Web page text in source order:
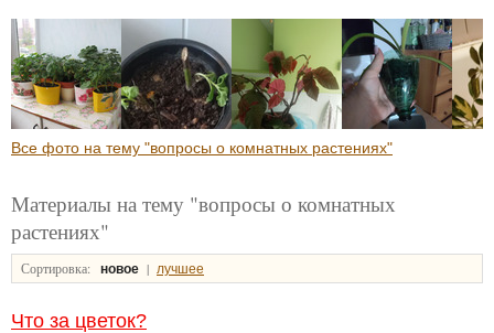
Все фото на тему "вопросы о комнатных растениях"
Материалы на тему "вопросы о комнатных
растениях"
Сортировка: новое | лучшее
Что за цветок?